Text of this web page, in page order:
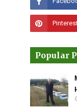
Popular